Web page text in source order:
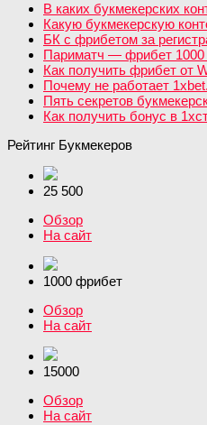
В каких букмекерских
Какую букмекерскую
БК с фрибетом за
Париматч — фрибет 1000
Как получить фрибет от
Почему не работает
Пять секретов
Как получить бонус в
Рейтинг Букмекеров
25 500
Обзор
На сайт
1000 фрибет
Обзор
На сайт
15000
Обзор
На сайт